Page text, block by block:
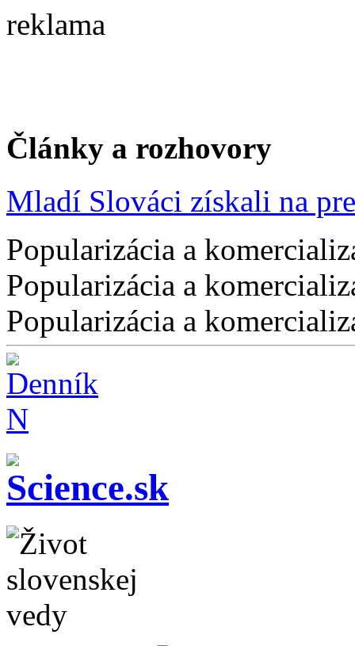
reklama
Články a rozhovory
Mladí Slováci získali na
Popularizácia a
Popularizácia a
Popularizácia a